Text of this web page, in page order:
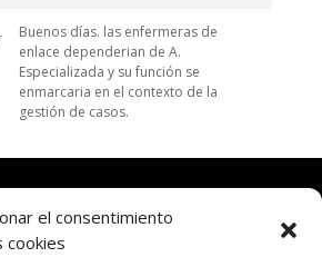
el consentimiento
cookies
Buenos días. las enfermeras de
enlace dependerian de A.
Especializada y su función se
enmarcaria en el contexto de la
gestión de casos.